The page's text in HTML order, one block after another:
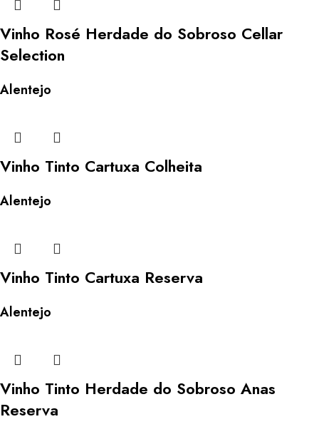
Vinho Rosé Herdade do Sobroso Cellar
Selection
Alentejo
Vinho Tinto Cartuxa Colheita
Alentejo
Vinho Tinto Cartuxa Reserva
Alentejo
Vinho Tinto Herdade do Sobroso Anas
Reserva